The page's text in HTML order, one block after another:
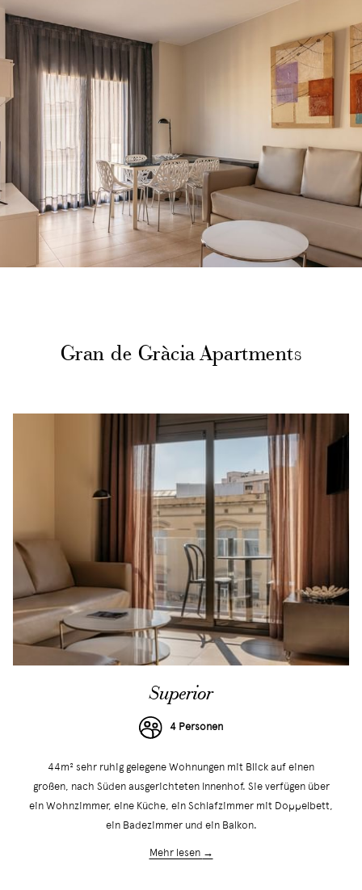
Gran de Gràcia Apartments
Superior
4 Personen
44m² sehr ruhig gelegene Wohnungen mit Blick auf einen
großen, nach Süden ausgerichteten Innenhof. Sie verfügen über
ein Wohnzimmer, eine Küche, ein Schlafzimmer mit Doppelbett,
ein Badezimmer und ein Balkon.
Mehr lesen